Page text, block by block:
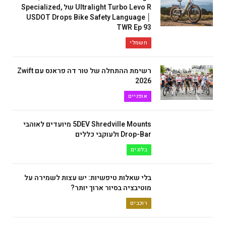
Ultralight Turbo Levo R של Specialized,
USDOT Drops Bike Safety Language │
TWR Ep 93
חשמלי
רשימת ההתחלה של טור דה פראנס עם Zwift
2026
אופניים
5DEV Shredville Mounts מיועדים לאוהבי
Drop-Bar ולעוקבי כללים
בלוגים
בלי שאלות טיפשיות: יש עצות לשמירה על
מוטיבציה בסיור ארוך יותר?
רוכבים